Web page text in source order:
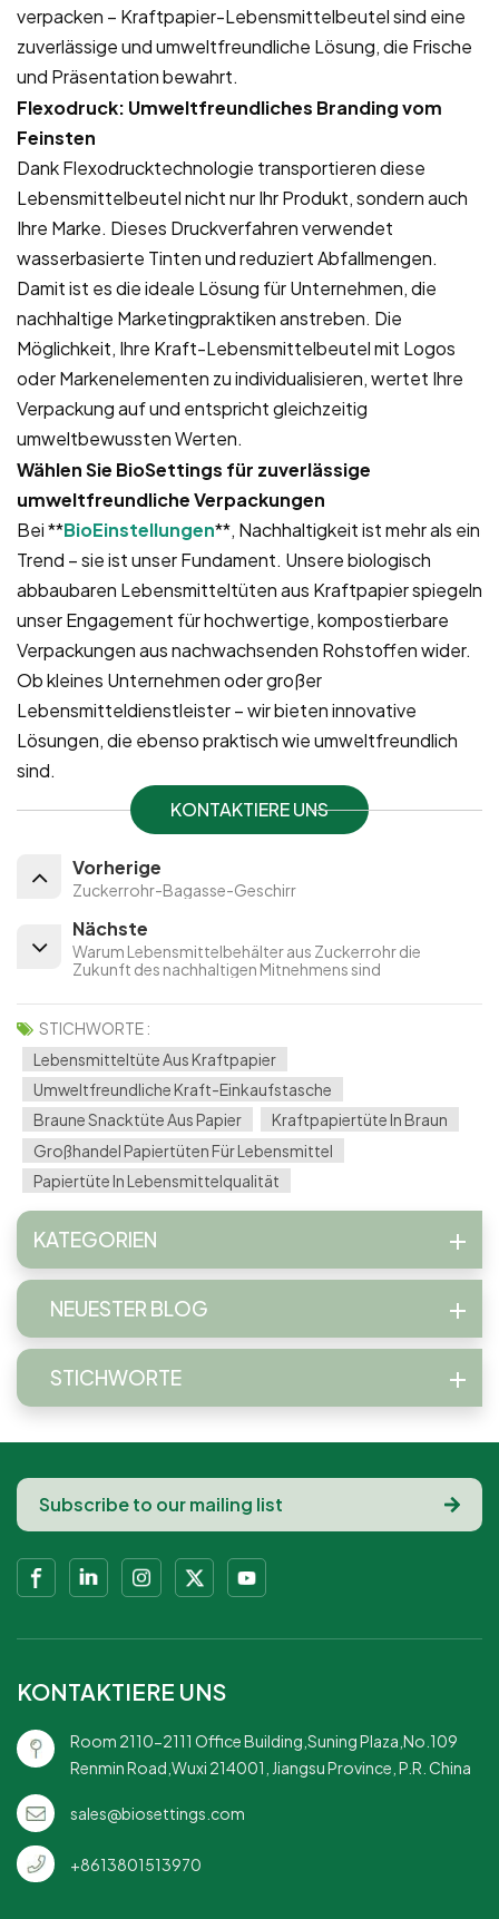
verpacken – Kraftpapier-Lebensmittelbeutel sind eine
zuverlässige und umweltfreundliche Lösung, die Frische
und Präsentation bewahrt.
Flexodruck: Umweltfreundliches Branding vom
Feinsten
Dank Flexodrucktechnologie transportieren diese
Lebensmittelbeutel nicht nur Ihr Produkt, sondern auch
Ihre Marke. Dieses Druckverfahren verwendet
wasserbasierte Tinten und reduziert Abfallmengen.
Damit ist es die ideale Lösung für Unternehmen, die
nachhaltige Marketingpraktiken anstreben. Die
Möglichkeit, Ihre Kraft-Lebensmittelbeutel mit Logos
oder Markenelementen zu individualisieren, wertet Ihre
Verpackung auf und entspricht gleichzeitig
umweltbewussten Werten.
Wählen Sie BioSettings für zuverlässige
umweltfreundliche Verpackungen
Bei **BioEinstellungen**, Nachhaltigkeit ist mehr als ein
Trend – sie ist unser Fundament. Unsere biologisch
abbaubaren Lebensmitteltüten aus Kraftpapier spiegeln
unser Engagement für hochwertige, kompostierbare
Verpackungen aus nachwachsenden Rohstoffen wider.
Ob kleines Unternehmen oder großer
Lebensmitteldienstleister – wir bieten innovative
Lösungen, die ebenso praktisch wie umweltfreundlich
sind.
KONTAKTIERE UNS
Vorherige
Zuckerrohr-Bagasse-Geschirr
Nächste
Warum Lebensmittelbehälter aus Zuckerrohr die
Zukunft des nachhaltigen Mitnehmens sind
STICHWORTE :
Lebensmitteltüte Aus Kraftpapier
Umweltfreundliche Kraft-Einkaufstasche
Braune Snacktüte Aus Papier
Kraftpapiertüte In Braun
Großhandel Papiertüten Für Lebensmittel
Papiertüte In Lebensmittelqualität
KATEGORIEN
NEUESTER BLOG
STICHWORTE
KONTAKTIERE UNS
Room 2110-2111 Office Building,Suning Plaza,No.109
Renmin Road,Wuxi 214001, Jiangsu Province, P.R. China
sales@biosettings.com
+8613801513970